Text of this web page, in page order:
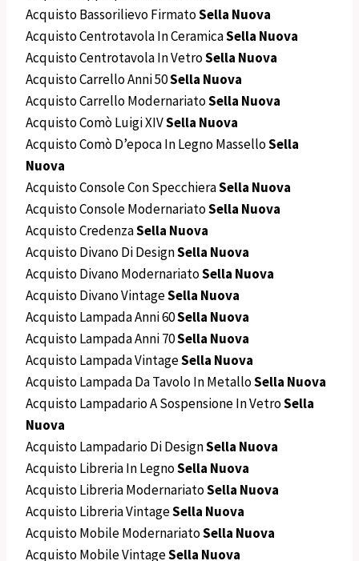
Acquisto Bassorilievo FirmatoSella Nuova
Acquisto Centrotavola In CeramicaSella Nuova
Acquisto Centrotavola In VetroSella Nuova
Acquisto Carrello Anni 50Sella Nuova
Acquisto Carrello ModernariatoSella Nuova
Acquisto Comò Luigi XIVSella Nuova
Acquisto Comò D’epoca In Legno MasselloSella
Nuova
Acquisto Console Con SpecchieraSella Nuova
Acquisto Console ModernariatoSella Nuova
Acquisto CredenzaSella Nuova
Acquisto Divano Di DesignSella Nuova
Acquisto Divano ModernariatoSella Nuova
Acquisto Divano VintageSella Nuova
Acquisto Lampada Anni 60Sella Nuova
Acquisto Lampada Anni 70Sella Nuova
Acquisto Lampada VintageSella Nuova
Acquisto Lampada Da Tavolo In MetalloSella Nuova
Acquisto Lampadario A Sospensione In VetroSella
Nuova
Acquisto Lampadario Di DesignSella Nuova
Acquisto Libreria In LegnoSella Nuova
Acquisto Libreria ModernariatoSella Nuova
Acquisto Libreria VintageSella Nuova
Acquisto Mobile ModernariatoSella Nuova
Acquisto Mobile VintageSella Nuova